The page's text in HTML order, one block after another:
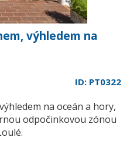
výhledem na
ID: PT0322
na oceán a hory,
odpočinkovou zónou